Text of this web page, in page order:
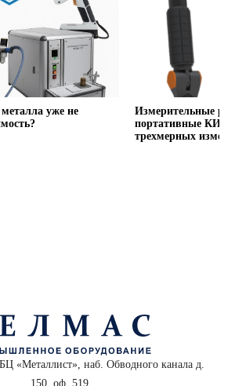
уже не
Измерительные
портативные КИМ
трехмерных
«Металлист», наб. Обводного канала д.
150, оф. 519